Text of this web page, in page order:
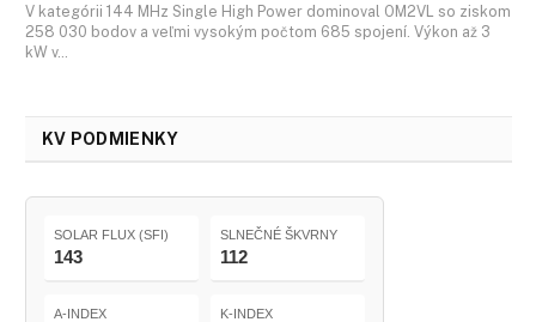
V kategórii 144 MHz Single High Power dominoval OM2VL so ziskom
258 030 bodov a veľmi vysokým počtom 685 spojení. Výkon až 3
kW v…
KV PODMIENKY
SOLAR FLUX (SFI)
143
SLNEČNÉ ŠKVRNY
112
A-INDEX K-INDEX